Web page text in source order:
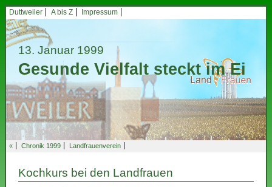
Duttweiler A bis Z Impressum
13. Januar 1999
Gesunde Vielfalt steckt im Ei
« Chronik 1999 Landfrauenverein
Kochkurs bei den Landfrauen